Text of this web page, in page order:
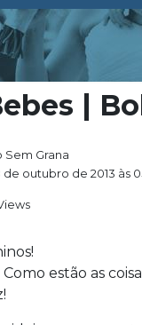
|
Sem Grana
outubro de 2013 às
estão as